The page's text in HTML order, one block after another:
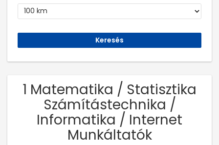
1 Matematika / Statisztika
Számítástechnika /
Informatika / Internet
Munkáltatók